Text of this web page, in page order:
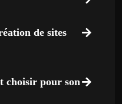
de sites
choisir pour son